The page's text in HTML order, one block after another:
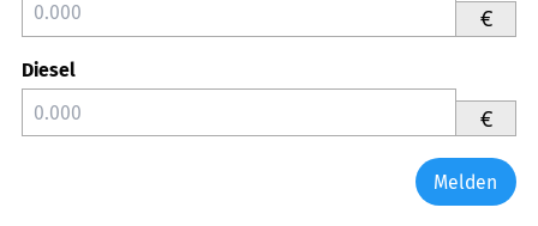
€
Diesel
€
Melden